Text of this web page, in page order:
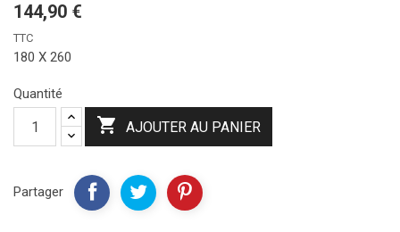
144,90 €
TTC
180 X 260
Quantité
 AJOUTER AU PANIER
Partager